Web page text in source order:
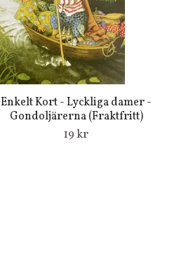
Enkelt Kort - Lyckliga damer -
Gondoljärerna (Fraktfritt)
19 kr